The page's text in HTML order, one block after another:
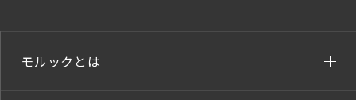
モルックとは